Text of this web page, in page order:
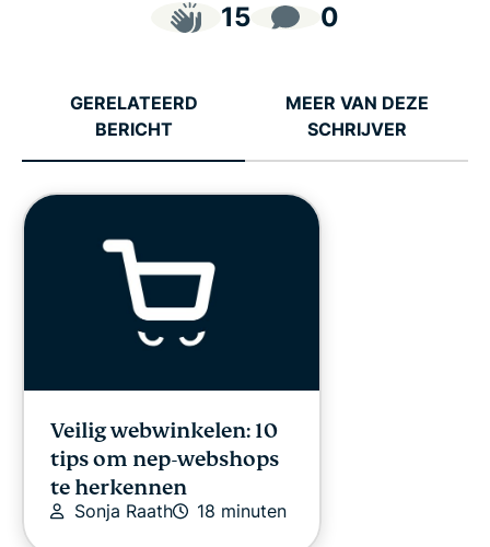
15 0
GERELATEERD
BERICHT
MEER VAN DEZE
SCHRIJVER
Veilig webwinkelen: 10
tips om nep-webshops
te herkennen
Sonja Raath 18 minuten